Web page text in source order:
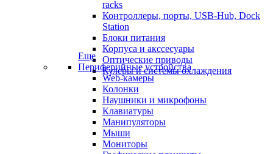
racks
Контроллеры, порты, USB-Hub, Dock
Station
Блоки питания
Корпуса и акссесуары
Оптические приводы
Кулеры и системы охлаждения
Еще
Периферийные устройства
Web-камеры
Колонки
Наушники и микрофоны
Клавиатуры
Манипуляторы
Мыши
Мониторы